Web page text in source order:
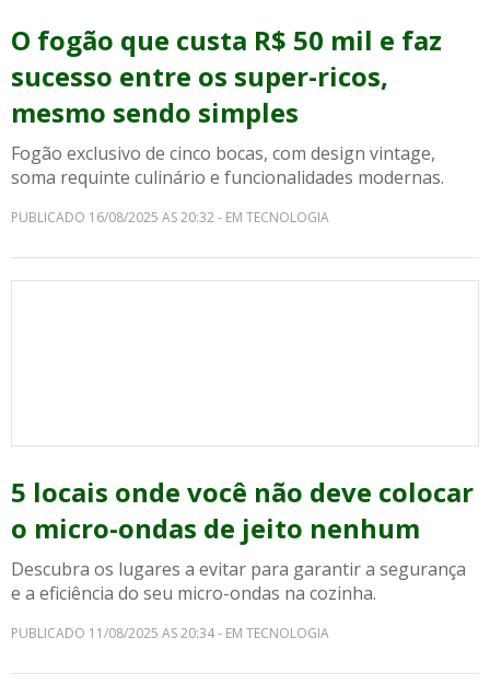
O fogão que custa R$ 50 mil e faz
sucesso entre os super-ricos,
mesmo sendo simples
Fogão exclusivo de cinco bocas, com design vintage,
soma requinte culinário e funcionalidades modernas.
PUBLICADO 16/08/2025 AS 20:32 - EM TECNOLOGIA
5 locais onde você não deve colocar
o micro-ondas de jeito nenhum
Descubra os lugares a evitar para garantir a segurança
e a eficiência do seu micro-ondas na cozinha.
PUBLICADO 11/08/2025 AS 20:34 - EM TECNOLOGIA